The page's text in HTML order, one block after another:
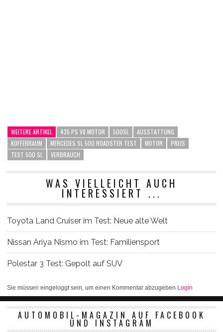
WEITERE ARTIKEL 435 PS V8 MOTOR 500SL
AUSSTATTUNG
KOFFERRAUM
MERCEDES SL 500 ROADSTER TEST MOTOR
PREIS
TEST 500 SL
VERBRAUCH
WAS VIELLEICHT AUCH
INTERESSIERT ...
Toyota Land Cruiser im Test: Neue alte Welt
Nissan Ariya Nismo im Test: Familiensport
Polestar 3 Test: Gepolt auf SUV
Sie müssen eingeloggt sein, um einen Kommentar abzugeben Login
AUTOMOBIL-MAGAZIN AUF FACEBOOK
UND INSTAGRAM